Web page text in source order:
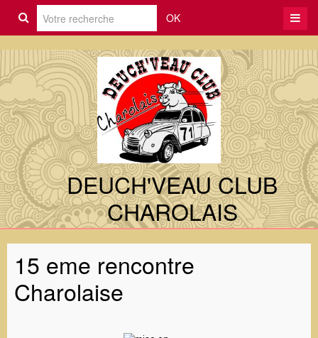
OK
DEUCH'VEAU CLUB
CHAROLAIS
15 eme rencontre
Charolaise